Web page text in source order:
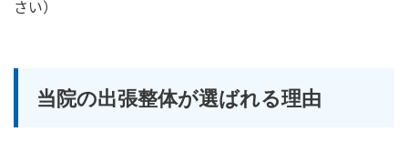
さい）
当院の出張整体が選ばれる理由